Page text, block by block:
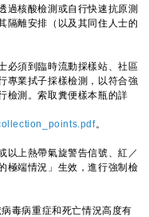
核酸檢測或自行快速抗原測
隔離安排（以及其同住人士的
須到臨時流動採樣站、社區
專業拭子採樣檢測，以符合強
檢測。索取糞便樣本瓶的詳
。
上熱帶氣旋警告信號、紅／
極端情況」生效，進行強制檢
毒病重症和死亡情況高度有